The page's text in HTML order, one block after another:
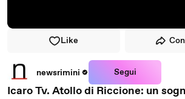
Like
newsrimini Segui
Icaro Tv. Atollo di Riccione: un